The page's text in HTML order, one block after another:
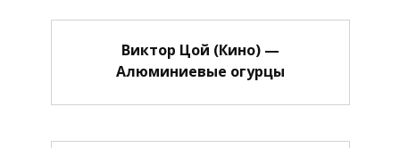
Виктор Цой (Кино) —
Алюминиевые огурцы